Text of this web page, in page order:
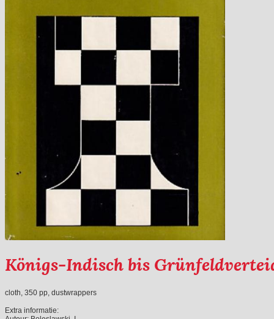
Königs-Indisch bis
cloth, 350 pp, dustwrappers
Extra informatie: